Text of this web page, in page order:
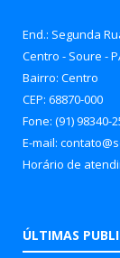
End.: Segunda
Centro - Soure -
Bairro: Centro
CEP: 68870-000
Fone: (91) 98340-
E-mail:
Horário de
ÚLTIMAS